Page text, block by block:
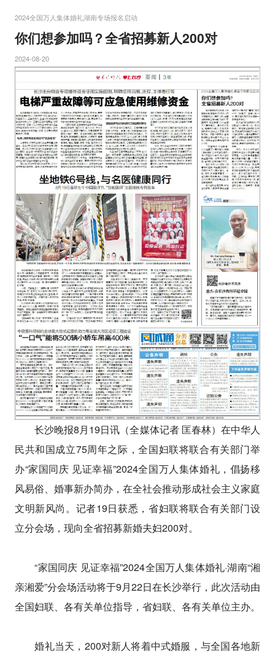
2024全国万人集体婚礼湖南专场报名启动
你们想参加吗？全省招募新人200对
2024-08-20
长沙晚报8月19日讯（全媒体记者 匡春林）在中华人
民共和国成立75周年之际，全国妇联将联合有关部门举
办“家国同庆 见证幸福”2024全国万人集体婚礼，倡扬移
风易俗、婚事新办简办，在全社会推动形成社会主义家庭
文明新风尚。记者19日获悉，省妇联将联合有关部门设
立分会场，现向全省招募新婚夫妇200对。
“家国同庆 见证幸福”2024全国万人集体婚礼·湖南“湘
亲湘爱”分会场活动将于9月22日在长沙举行，此次活动由
全国妇联、各有关单位指导，省妇联、各有关单位主办。
婚礼当天，200对新人将着中式婚服，与全国各地新